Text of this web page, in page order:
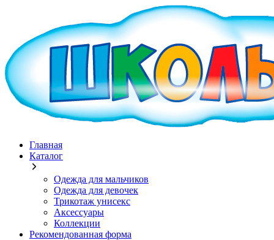
Главная
Каталог
Одежда для мальчиков
Одежда для девочек
Трикотаж унисекс
Аксессуары
Коллекции
Рекомендованная форма